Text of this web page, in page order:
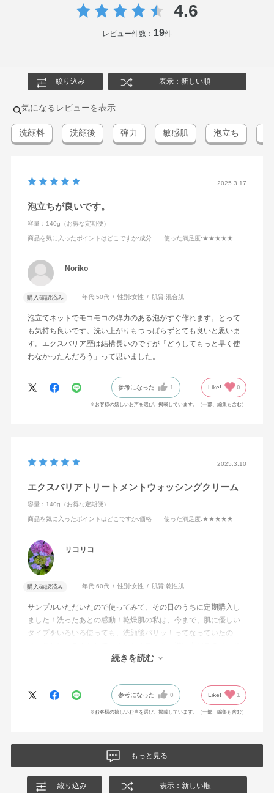
4.6
レビュー件数： 19件
絞り込み 表示：新しい順
気になるレビューを表示
洗顔料 洗顔後 弾力 敏感肌 泡立ち
2025.3.17
泡立ちが良いです。
容量：140g（お得な定期便）
商品を気に入ったポイントはどこですか:成分 使った満足度:★★★★★
Noriko
購入確認済み 年代:50代 性別:女性 肌質:混合肌
泡立てネットでモコモコの弾力のある泡がすぐ作れます。とって
も気持ち良いです。洗い上がりもつっぱらずとても良いと思いま
す。エクスバリア歴は結構長いのですが「どうしてもっと早く使
わなかったんだろう」って思いました。
参考になった 1 Like! 0
※お客様の嬉しいお声を選び、掲載しています。（一部、編集も含む）
2025.3.10
エクスバリアトリートメントウォッシングクリーム
容量：140g（お得な定期便）
商品を気に入ったポイントはどこですか:価格 使った満足度:★★★★★
リコリコ
購入確認済み 年代:60代 性別:女性 肌質:乾性肌
サンプルいただいたので使ってみて、その日のうちに定期購入し
ました！洗ったあとの感動！乾燥肌の私は、今まで、肌に優しい
タイプをいろいろ使っても、洗顔後パサッ！ってなっていたの
のあとお肌がつるん！今までこういうのなかったので嬉しいです
続きを読む
参考になった 0 Like! 1
※お客様の嬉しいお声を選び、掲載しています。（一部、編集も含む）
もっと見る
絞り込み 表示：新しい順